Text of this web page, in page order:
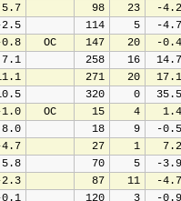
  98
  23
-4.2
114
   5
-4.7
  OC
147
  20
-0.4
258
  16
14.7
271
  20
17.1
320
   0
35.5
  OC
  15
   4
  1.4
  18
   9
-0.5
  27
   1
  7.2
  70
   5
-3.9
  87
  11
-4.7
120
   3
-0.9